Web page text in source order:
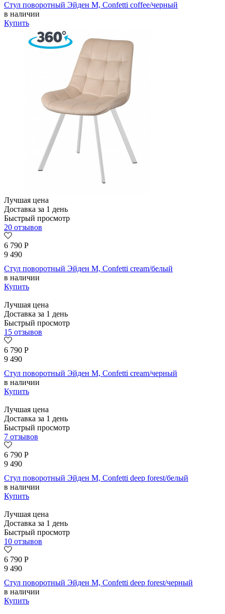
Стул поворотный Эйден М, Confetti coffee/черный
в наличии
Купить
Лучшая цена
Доставка за 1 день
Быстрый просмотр
20 отзывов
6 790 Р
9 490
Стул поворотный Эйден М, Confetti cream/белый
в наличии
Купить
Лучшая цена
Доставка за 1 день
Быстрый просмотр
15 отзывов
6 790 Р
9 490
Стул поворотный Эйден М, Confetti cream/черный
в наличии
Купить
Лучшая цена
Доставка за 1 день
Быстрый просмотр
7 отзывов
6 790 Р
9 490
Стул поворотный Эйден М, Confetti deep forest/белый
в наличии
Купить
Лучшая цена
Доставка за 1 день
Быстрый просмотр
10 отзывов
6 790 Р
9 490
Стул поворотный Эйден М, Confetti deep forest/черный
в наличии
Купить